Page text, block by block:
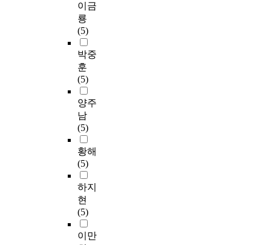
이금
룡
(5)
박중
훈
(5)
양주
남
(5)
황해
(5)
하지
현
(5)
이만